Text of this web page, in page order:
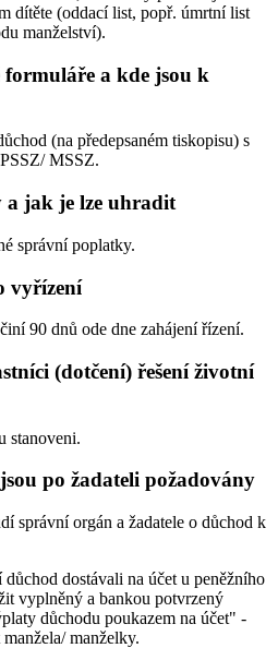
dítěte (oddací list, popř. úmrtní list
manželství).
formuláře a kde jsou k
(na předepsaném tiskopisu) s
MSSZ.
a jak je lze uhradit
správní poplatky.
vyřízení
90 dnů ode dne zahájení řízení.
(dotčení) řešení životní
stanoveni.
po žadateli požadovány
správní orgán a žadatele o důchod k
dostávali na účet u peněžního
vyplněný a bankou potvrzený
důchodu poukazem na účet" -
manželky.